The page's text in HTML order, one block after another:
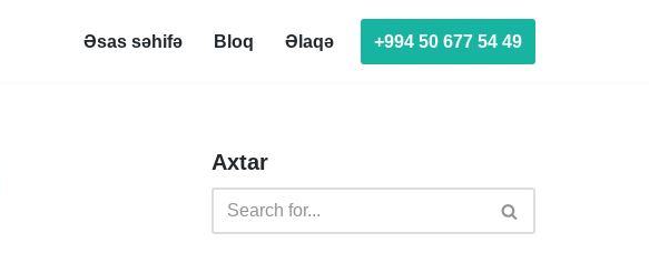
Əsas səhifə Bloq Əlaqə +994 50 677 54 49
Axtar